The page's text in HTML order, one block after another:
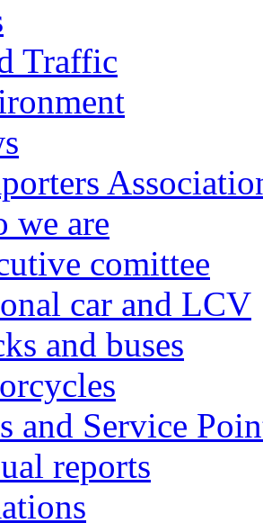
Traffic
we are
comittee
car and LCV
and buses
and Service
reports